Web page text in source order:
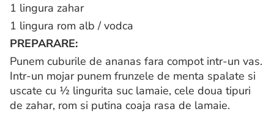
1 lingura zahar
1 lingura rom alb / vodca
PREPARARE:
Punem cuburile de ananas fara compot intr-un vas.
Intr-un mojar punem frunzele de menta spalate si
uscate cu ½ lingurita suc lamaie, cele doua tipuri
de zahar, rom si putina coaja rasa de lamaie.